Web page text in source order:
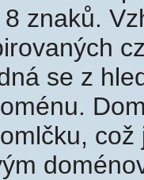
znaků.
se z